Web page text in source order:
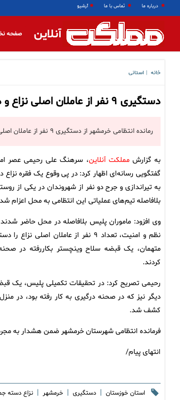
درباره ما تماس با ما آرشیو
آنلاین صفحه
خانه استانی
دستگیری ۹ نفر از عاملان اصلی نزاع و درگیری مسلحانه در خرمشهر
رمانده انتظامی خرمشهر از دستگیری ۹ نفر از عاملان اصلی نزاع و درگیری مسلحانه منجر به تیراندازی و جرح دو شهروند در این شهرستان خبر داد.
به گزارشمملکت آنلاین، سرهنگ علی رحیمی عصر
گفتگویی رسانه‌ای اظهار کرد: در پی وقوع یک فقره
به تیراندازی و جرح دو نفر از شهروندان در یکی از
بلافاصله تیم‌های عملیاتی این انتظامی به محل اعزام
وی افزود: ماموران پلیس بلافاصله در محل حاضر
نظم و امنیت، تعداد ۹ نفر از عاملان اصلی
متهمان، یک قبضه سلاح وینچستر بکاررفته در
کردند.
رحیمی تصریح کرد: در تحقیقات تکمیلی پلیس، یک
دیگر نیز که در صحنه درگیری به کار رفته بود، در
کشف شد.
فرمانده انتظامی شهرستان خرمشهر ضمن هشدار به
انتهای پیام/
استان خوزستان | دستگیری | خرمشهر | نزاع دسته